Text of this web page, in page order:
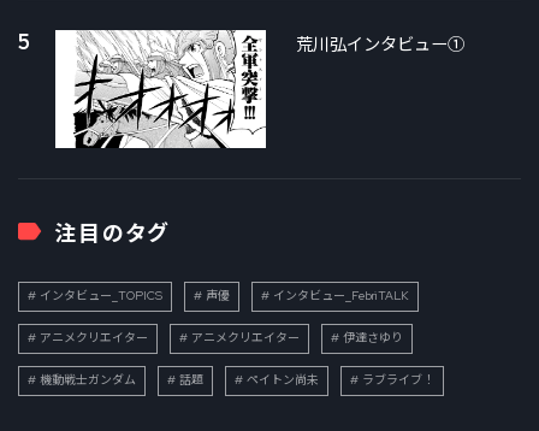
5 荒川弘インタビュー①
注目のタグ
インタビュー_TOPICS 声優 インタビュー_FebriTALK
アニメクリエイター アニメクリエイター 伊達さゆり
機動戦士ガンダム 話題 ペイトン尚未 ラブライブ！